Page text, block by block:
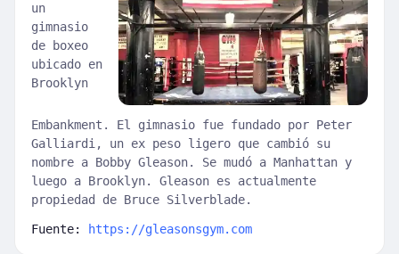
un
gimnasio
de boxeo
ubicado en
Brooklyn
Embankment. El gimnasio fue fundado por Peter
Galliardi, un ex peso ligero que cambió su
nombre a Bobby Gleason. Se mudó a Manhattan y
luego a Brooklyn. Gleason es actualmente
propiedad de Bruce Silverblade.
Fuente: https://gleasonsgym.com